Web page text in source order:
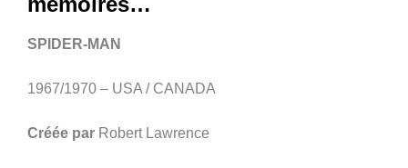
SPIDER-MAN
1967/1970 – USA / CANADA
Créée par Robert Lawrence